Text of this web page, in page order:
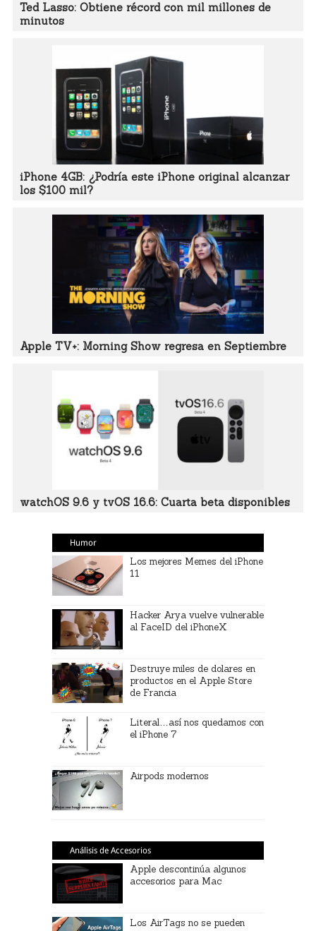
Ted Lasso: Obtiene récord con mil millones de
minutos
iPhone 4GB: ¿Podría este iPhone original alcanzar
los $100 mil?
Apple TV+: Morning Show regresa en Septiembre
watchOS 9.6 y tvOS 16.6: Cuarta beta disponibles
Humor
Los mejores Memes del iPhone
11
Hacker Arya vuelve vulnerable
al FaceID del iPhoneX
Destruye miles de dolares en
productos en el Apple Store
de Francia
Literal…así nos quedamos con
el iPhone 7
Airpods modernos
Análisis de Accesorios
Apple descontinúa algunos
accesorios para Mac
Los AirTags no se pueden